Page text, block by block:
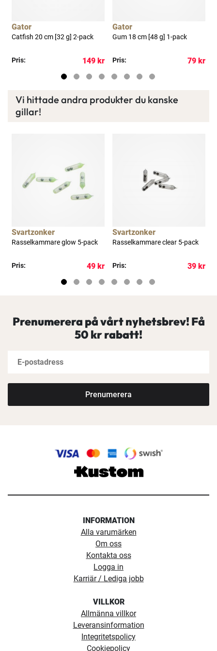
Läs mer här
Gator
Catfish 20 cm [32 g] 2-pack
Pris: 149 kr
Gator
Gum 18 cm [48 g] 1-pack
Pris: 79 kr
Vi hittade andra produkter du kanske
gillar!
Svartzonker
Rasselkammare glow 5-pack
Pris: 49 kr
Svartzonker
Rasselkammare clear 5-pack
Pris: 39 kr
Prenumerera på vårt nyhetsbrev! Få
50 kr rabatt!
Prenumerera
INFORMATION
Alla varumärken
Om oss
Kontakta oss
Logga in
Karriär / Lediga jobb
VILLKOR
Allmänna villkor
Leveransinformation
Integritetspolicy
Cookiepolicy